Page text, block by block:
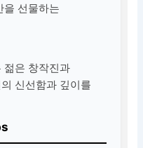
을 선물하는
젊은 창작진과
신선함과 깊이를